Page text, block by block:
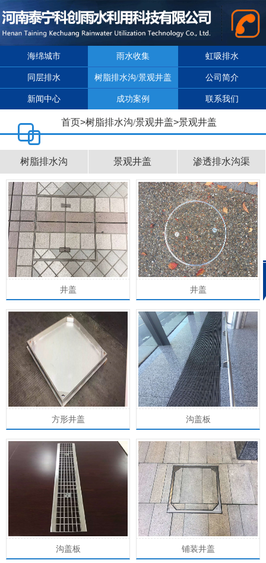
海绵城市 雨水收集 虹吸排水
同层排水 树脂排水沟/景观井盖 公司简介
新闻中心 成功案例 联系我们
首页>树脂排水沟/景观井盖>景观井盖
树脂排水沟 景观井盖 渗透排水沟渠
井盖 井盖
方形井盖 沟盖板
沟盖板 铺装井盖
15638832576